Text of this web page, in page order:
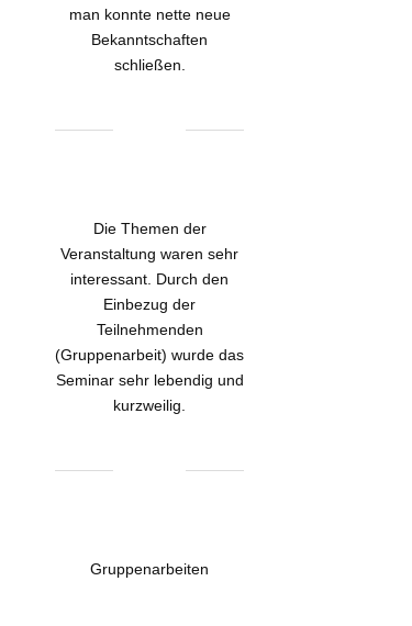
man konnte nette neue
Bekanntschaften
schließen.
Die Themen der
Veranstaltung waren sehr
interessant. Durch den
Einbezug der
Teilnehmenden
(Gruppenarbeit) wurde das
Seminar sehr lebendig und
kurzweilig.
Gruppenarbeiten